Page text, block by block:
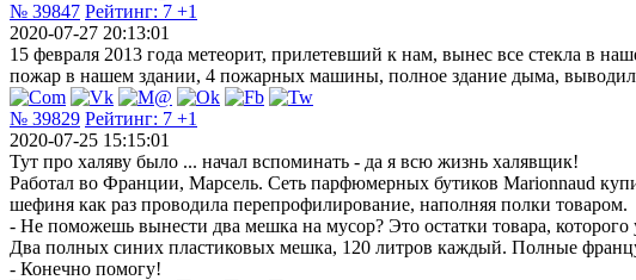
№ 39847 Рейтинг: 7 +1
2020-07-27 20:13:01
15 февраля 2013 года метеорит, прилетевший к нам, вынес все стекла в
пожар в нашем здании, 4 пожарных машины, полное здание дыма,
№ 39829 Рейтинг: 7 +1
2020-07-25 15:15:01
Тут про халяву было ... начал вспоминать - да я всю жизнь халявщик!
Работал во Франции, Марсель. Сеть парфюмерных бутиков Marionnaud
шефиня как раз проводила перепрофилирование, наполняя полки товаром.
- Не поможешь вынести два мешка на мусор? Это остатки товара, которого
Два полных синих пластиковых мешка, 120 литров каждый. Полные
- Конечно помогу!